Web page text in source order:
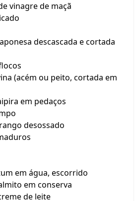
vinagre de maçã
descascada e cortada
(acém ou peito, cortada em
em pedaços
desossado
em água, escorrido
em conserva
de leite